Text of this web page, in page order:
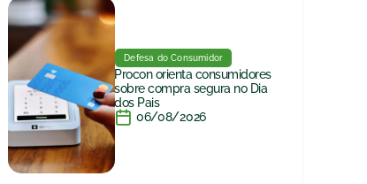
Defesa do Consumidor
Procon orienta consumidores
sobre compra segura no Dia
dos Pais
06/08/2026